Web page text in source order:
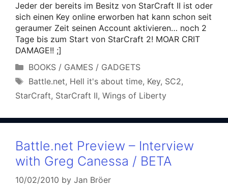
Jeder der bereits im Besitz von StarCraft II ist oder
sich einen Key online erworben hat kann schon seit
geraumer Zeit seinen Account aktivieren… noch 2
Tage bis zum Start von StarCraft 2! MOAR CRIT
DAMAGE!! ;]
Categories
BOOKS / GAMES / GADGETS
Tags
Battle.net, Hell it's about time, Key, SC2,
StarCraft, StarCraft II, Wings of Liberty
Battle.net Preview – Interview
with Greg Canessa / BETA
10/02/2010 by Jan Bröer